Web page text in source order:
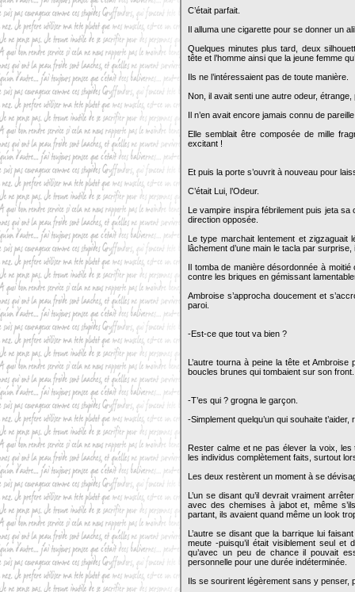
C’était parfait.
Il alluma une cigarette pour se donner un
Quelques minutes plus tard, deux
tête et l’homme ainsi que la jeune femme
Ils ne l’intéressaient pas de toute manière.
Non, il avait senti une autre odeur,
Il n’en avait encore jamais connu de
Elle semblait être composée de mille
excitant !
Et puis la porte s’ouvrit à nouveau pour
C’était Lui, l’Odeur.
Le vampire inspira fébrilement puis jeta
direction opposée.
Le type marchait lentement et zigzaguait
lâchement d’une main le tacla par
Il tomba de manière désordonnée à
contre les briques en gémissant
Ambroise s’approcha doucement et
paroi.
-Est-ce que tout va bien ?
L’autre tourna à peine la tête et
boucles brunes qui tombaient sur son
-T’es qui ? grogna le garçon.
-Simplement quelqu’un qui souhaite
Rester calme et ne pas élever la voix, les
les individus complètement faits, surtout
Les deux restèrent un moment à se
L’un se disant qu’il devrait vraiment
avec des chemises à jabot et, même
partant, ils avaient quand même un look
L’autre se disant que la barrique lui
meute -puisqu’il était visiblement seul
qu’avec un peu de chance il pouvait
personnelle pour une durée indéterminée.
Ils se sourirent légèrement sans y penser,